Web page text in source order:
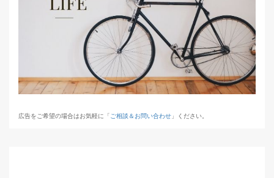
広告をご希望の場合はお気軽に「ご相談＆お問い合わせ 」ください。